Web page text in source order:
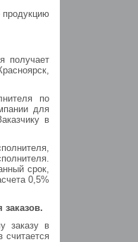
продукцию
получает
по
для
в
срок,
0,5%
заказу в
считается